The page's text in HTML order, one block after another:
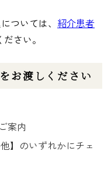
ついては、 紹介患者
さい。
お渡しください
案内
】のいずれかにチェ